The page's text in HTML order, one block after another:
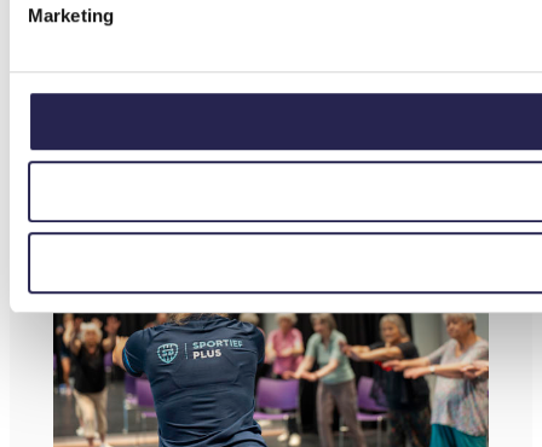
Marketing